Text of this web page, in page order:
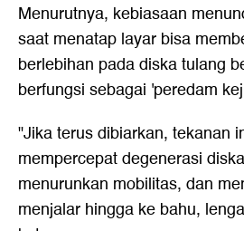
Menurutnya, kebiasaan
saat menatap layar bisa
berlebihan pada diska tulang
berfungsi sebagai 'peredam
"Jika terus dibiarkan, tekanan
mempercepat degenerasi
menurunkan mobilitas, dan
menjalar hingga ke bahu,